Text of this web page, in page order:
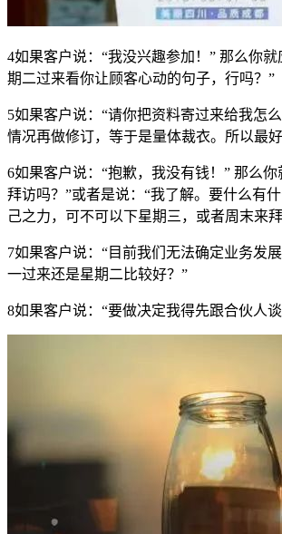
4如果客户说：“我没兴趣参加！” 那么你
期二过来看你让顾客心动的句子，行吗？”
5如果客户说：“请你把资料寄过来给我怎
情况再做修订，等于是量体裁衣。所以最
6如果客户说：“抱歉，我没有钱！” 那么
拜访吗？”或者是说：“我了解。要什么有
己之力，可不可以下星期三，或者周末来
7如果客户说：“目前我们无法确定业务发
一过来还是星期二比较好？”
8如果客户说：“要做决定我得先跟合伙人